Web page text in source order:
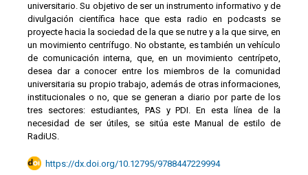
universitario. Su objetivo de ser un instrumento informativo y de
divulgación científica hace que esta radio en podcasts se
proyecte hacia la sociedad de la que se nutre y a la que sirve, en
un movimiento centrífugo. No obstante, es también un vehículo
de comunicación interna, que, en un movimiento centrípeto,
desea dar a conocer entre los miembros de la comunidad
universitaria su propio trabajo, además de otras informaciones,
institucionales o no, que se generan a diario por parte de los
tres sectores: estudiantes, PAS y PDI. En esta línea de la
necesidad de ser útiles, se sitúa este Manual de estilo de
RadiUS.
https://dx.doi.org/10.12795/9788447229994